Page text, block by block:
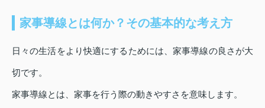
家事導線とは何か？その基本的な考え方
日々の生活をより快適にするためには、家事導線の良さが大
切です。
家事導線とは、家事を行う際の動きやすさを意味します。